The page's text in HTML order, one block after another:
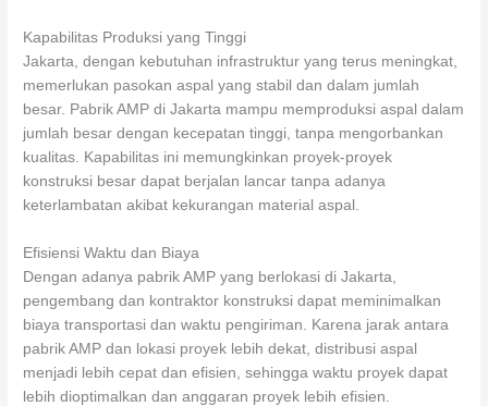
Kapabilitas Produksi yang Tinggi
Jakarta, dengan kebutuhan infrastruktur yang terus meningkat,
memerlukan pasokan aspal yang stabil dan dalam jumlah
besar. Pabrik AMP di Jakarta mampu memproduksi aspal dalam
jumlah besar dengan kecepatan tinggi, tanpa mengorbankan
kualitas. Kapabilitas ini memungkinkan proyek-proyek
konstruksi besar dapat berjalan lancar tanpa adanya
keterlambatan akibat kekurangan material aspal.
Efisiensi Waktu dan Biaya
Dengan adanya pabrik AMP yang berlokasi di Jakarta,
pengembang dan kontraktor konstruksi dapat meminimalkan
biaya transportasi dan waktu pengiriman. Karena jarak antara
pabrik AMP dan lokasi proyek lebih dekat, distribusi aspal
menjadi lebih cepat dan efisien, sehingga waktu proyek dapat
lebih dioptimalkan dan anggaran proyek lebih efisien.